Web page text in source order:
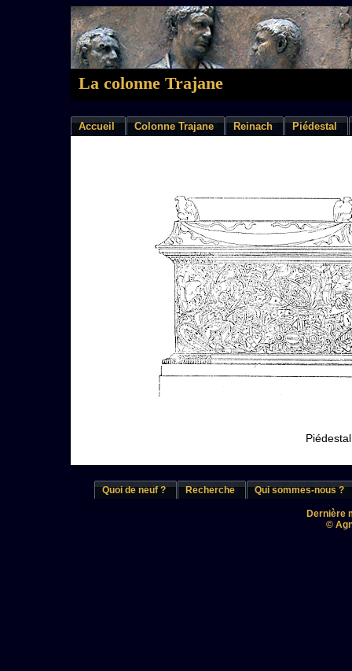
La colonne Trajane
Accueil Colonne Trajane Reinach Piédestal
Quoi de neuf ? Recherche Qui sommes-nous ?
Dernière
©